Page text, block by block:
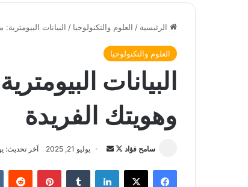
الرئيسية / العلوم والتكنولوجيا / البيانات
العلوم والتكنولوجيا
البيانات
وهويتك الفريدة
سامح فؤاد
ت
س
يوليو 21, 2025 آخر تحديث: يوليو
فيسبوك لينكدإن بينتيريست